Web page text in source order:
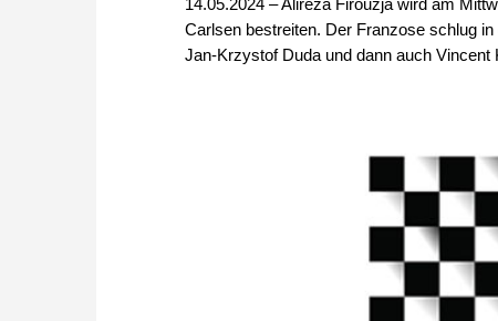
Carlsen bestreiten. Der Franzose schlug
Jan-Krzystof Duda und dann auch